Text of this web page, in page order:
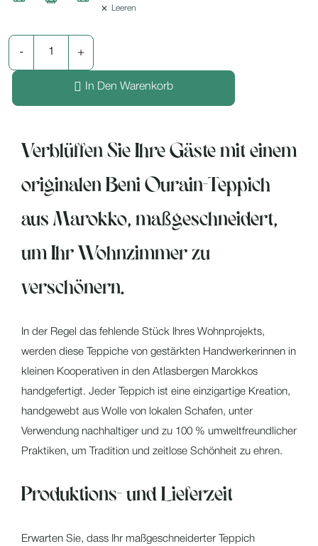
Leeren
In Den Warenkorb
Verblüffen Sie Ihre Gäste mit einem
originalen Beni Ourain-Teppich
aus Marokko, maßgeschneidert,
um Ihr Wohnzimmer zu
verschönern.
In der Regel das fehlende Stück Ihres Wohnprojekts,
werden diese Teppiche von gestärkten Handwerkerinnen in
kleinen Kooperativen in den Atlasbergen Marokkos
handgefertigt. Jeder Teppich ist eine einzigartige Kreation,
handgewebt aus Wolle von lokalen Schafen, unter
Verwendung nachhaltiger und zu 100 % umweltfreundlicher
Praktiken, um Tradition und zeitlose Schönheit zu ehren.
Produktions- und Lieferzeit
Erwarten Sie, dass Ihr maßgeschneiderter Teppich